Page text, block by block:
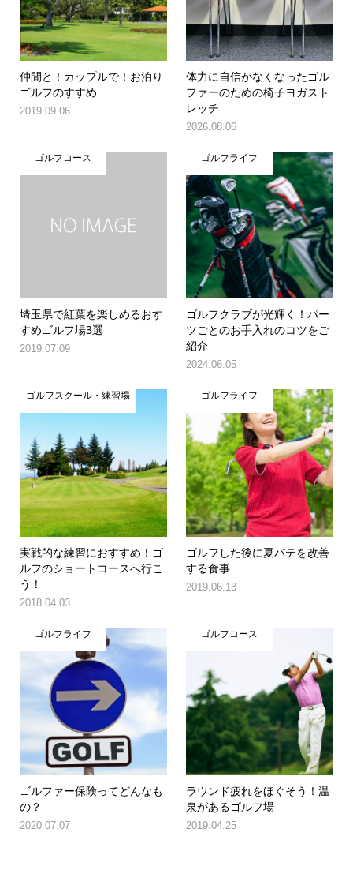
仲間と！カップルで！お泊り
ゴルフのすすめ
2019.09.06
体力に自信がなくなったゴル
ファーのための椅子ヨガスト
レッチ
2026.08.06
ゴルフコース
埼玉県で紅葉を楽しめるおす
すめゴルフ場3選
2019.07.09
ゴルフライフ
ゴルフクラブが光輝く！パー
ツごとのお手入れのコツをご
紹介
2024.06.05
ゴルフスクール・練習場
実戦的な練習におすすめ！ゴ
ルフのショートコースへ行こ
う！
2018.04.03
ゴルフライフ
ゴルフした後に夏バテを改善
する食事
2019.06.13
ゴルフライフ
ゴルファー保険ってどんなも
の？
2020.07.07
ゴルフコース
ラウンド疲れをほぐそう！温
泉があるゴルフ場
2019.04.25